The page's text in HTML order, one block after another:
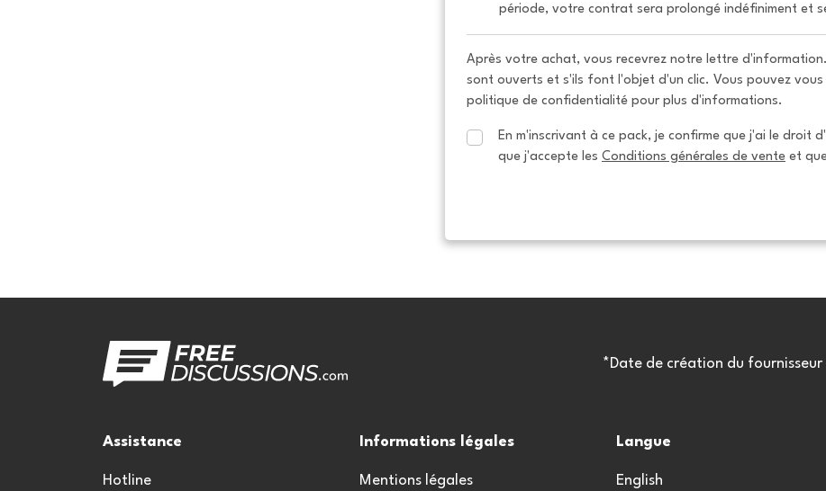
période, votre contrat sera prolongé indéfiniment et
Après votre achat, vous recevrez notre lettre
sont ouverts et s'ils font l'objet d'un clic. Vous pouvez
politique de confidentialité pour plus d'informations.
En m'inscrivant à ce pack, je confirme que j'ai le droit
que j'accepte les Conditions générales de vente et
*Date de création du fournisseur
Assistance
Hotline
Informations légales
Mentions légales
Langue
English